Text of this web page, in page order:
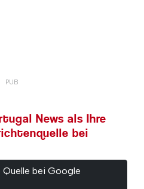
News als Ihre
bei
bei Google